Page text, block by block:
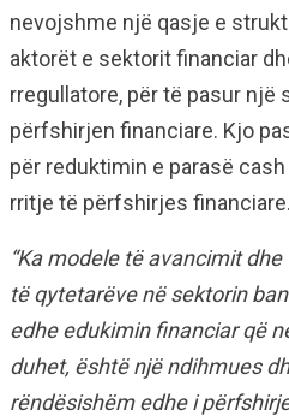
nevojshme një qasje e
aktorët e sektorit financiar
rregullatore, për të pasur një
përfshirjen financiare. Kjo
për reduktimin e parasë
rritje të përfshirjes financiare.
“Ka modele të avancimit
të qytetarëve në sektorin
edhe edukimin financiar që
duhet, është një ndihmues
rëndësishëm edhe i